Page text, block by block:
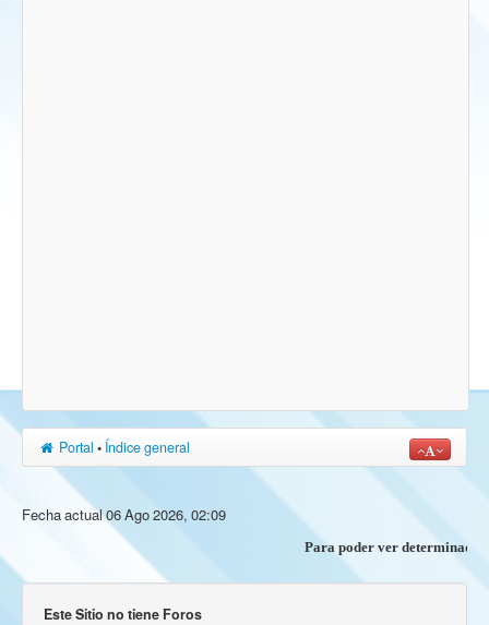
Portal • Índice general
Fecha actual 06 Ago 2026, 02:09
Para poder ver determinados
Este Sitio no tiene Foros